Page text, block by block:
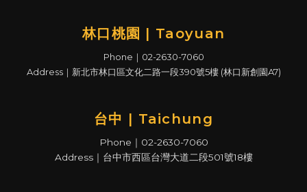
林口桃園 | Taoyuan
Phone｜02-2630-7060
Address｜新北市林口區文化二路一段390號5樓 (林口新創園A7)
台中 | Taichung
Phone｜02-2630-7060
Address｜台中市西區台灣大道二段501號18樓